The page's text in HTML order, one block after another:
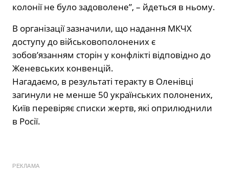
колонії не було задоволене”, – йдеться в ньому.
В організації зазначили, що надання МКЧХ
доступу до військовополонених є
зобов’язанням сторін у конфлікті відповідно до
Женевських конвенцій.
Нагадаємо, в результаті теракту в Оленівці
загинули не менше 50 українських полонених,
Київ перевіряє списки жертв, які оприлюднили
в Росії.
РЕКЛАМА